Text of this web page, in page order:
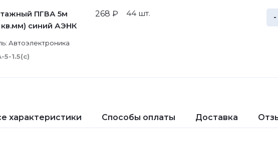
ПГВА 5м
кв.мм) синий АЭНК
Автоэлектроника
5-1.5(с)
268 ₽ 44 шт. -
характеристики Способы оплаты Доставка